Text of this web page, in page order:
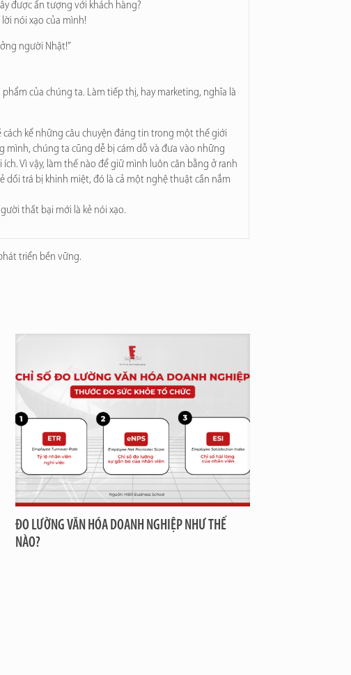
được ấn tượng với khách hàng?
nói xạo của mình!
người Nhật!”
của chúng ta. Làm tiếp thị, hay marketing, nghĩa là
kể những câu chuyện đáng tin trong một thế giới
mình, chúng ta cũng dễ bị cám dỗ và đưa vào những
Vì vậy, làm thế nào để giữ mình luôn cân bằng ở ranh
trá bị khinh miệt, đó là cả một nghệ thuật cần nắm
thất bại mới là kẻ nói xạo.
triển bền vững.
ĐO LƯỜNG VĂN HÓA DOANH NGHIỆP NHƯ THẾ
NÀO?